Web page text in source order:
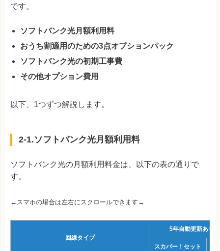
です。
ソフトバンク光月額利用料
おうち割適用のための3点オプションパック
ソフトバンク光の初期工事費
その他オプション費用
以下、1つずつ解説します。
2-1.ソフトバンク光月額利用料
ソフトバンク光の月額利用料金は、以下の表の通りで
す。
←スマホの場合は左右にスクロールできます→
回線タイプ
5年自動更新あり
スカパー！セット